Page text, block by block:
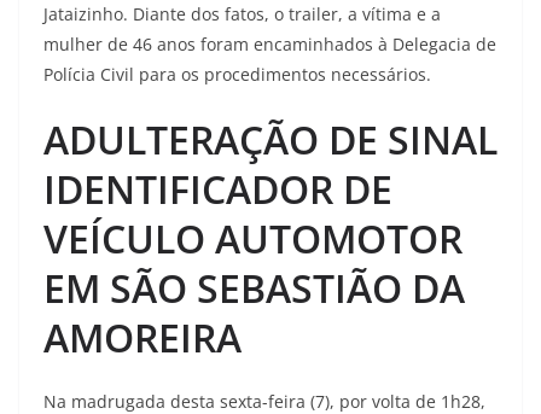
Jataizinho. Diante dos fatos, o trailer, a vítima e a
mulher de 46 anos foram encaminhados à Delegacia de
Polícia Civil para os procedimentos necessários.
ADULTERAÇÃO DE SINAL
IDENTIFICADOR DE
VEÍCULO AUTOMOTOR
EM SÃO SEBASTIÃO DA
AMOREIRA
Na madrugada desta sexta-feira (7), por volta de 1h28,